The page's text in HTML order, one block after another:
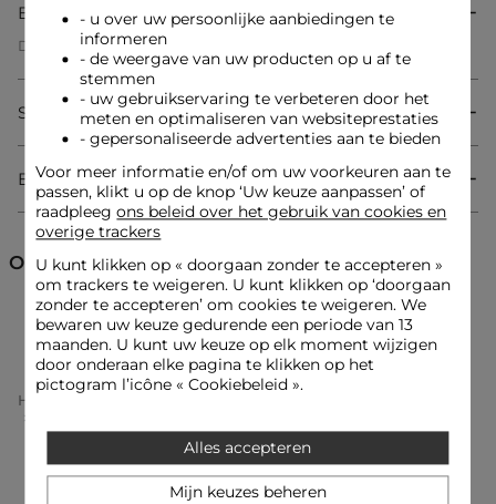
Beschrijving
Deze korte jurk in crêpe belichaamt een verfijnde en
moderne vrouwelijkheid. De overslagkraag accentueert op
subtiele wijze het decolleté, terwijl de ceintuur de taille
benadrukt en een harmonieuze silhouet creëert. De
vloeiende snit zorgt voor lichtheid en elegantie bij elke
beweging, waardoor het een onmisbaar item is in een chique
garderobe.
Korte jurk
Vloeiend
Overslagkraag
Mouwloos
Met ceintuur
Crêpe
Look ideeën
De jurk met ceintuur kan worden gecombineerd met
verfijnde sandalen en een gestructureerde tas voor een
vrouwelijke en elegante uitstraling.
Dit vloeiende kledingstuk kan worden geaccentueerd met
een korte, getextureerde jas en elegante pumps, wat zijn
moderne karakter benadrukt.
Samenstelling & onderhoud
Bezorging & Retourzending
Ontdek ook
Jurken Korte jurken
Home
- u over uw persoonlijke aanbiedingen te
informeren
- de weergave van uw producten op u af te
stemmen
- uw gebruikservaring te verbeteren door het
meten en optimaliseren van websiteprestaties
- gepersonaliseerde advertenties aan te bieden
Voor meer informatie en/of om uw voorkeuren aan te
passen, klikt u op de knop ‘Uw keuze aanpassen’ of
raadpleegons beleid over het gebruik van cookies en
overige trackers
U kunt klikken op « doorgaan zonder te accepteren»
om trackers te weigeren. U kunt klikken op ‘doorgaan
zonder te accepteren’ om cookies te weigeren. We
bewaren uw keuze gedurende een periode van 13
maanden. U kunt uw keuze op elk moment wijzigen
door onderaan elke pagina te klikken op het
pictogram l’icône « Cookiebeleid ».
Alles accepteren
Mijn keuzes beheren